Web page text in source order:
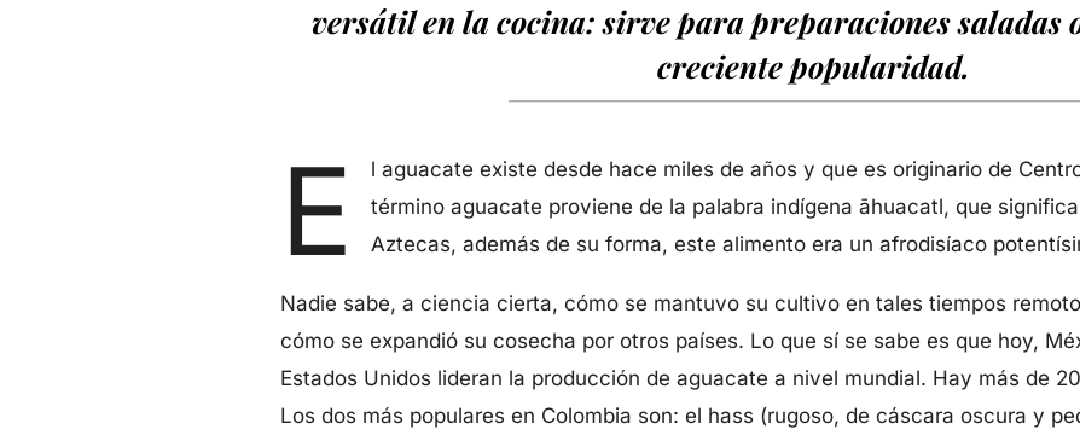
versátil en la cocina: sirve para preparaciones saladas
creciente popularidad.
E
l aguacate existe desde hace miles de años y que es originario de
término aguacate proviene de la palabra indígena āhuacatl, que
Aztecas, además de su forma, este alimento era un afrodisíaco
Nadie sabe, a ciencia cierta, cómo se mantuvo su cultivo en tales tiempos
cómo se expandió su cosecha por otros países. Lo que sí se sabe es que hoy,
Estados Unidos lideran la producción de aguacate a nivel mundial. Hay más de
Los dos más populares en Colombia son: el hass (rugoso, de cáscara oscura y